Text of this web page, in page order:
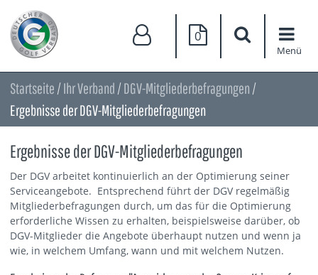
0
Menü
Startseite /Ihr Verband /DGV-Mitgliederbefragungen /
Ergebnisse der DGV-Mitgliederbefragungen
Ergebnisse der DGV-Mitgliederbefragungen
Der DGV arbeitet kontinuierlich an der Optimierung seiner
Serviceangebote. Entsprechend führt der DGV regelmäßig
Mitgliederbefragungen durch, um das für die Optimierung
erforderliche Wissen zu erhalten, beispielsweise darüber, ob
DGV-Mitglieder die Angebote überhaupt nutzen und wenn ja
wie, in welchem Umfang, wann und mit welchem Nutzen.